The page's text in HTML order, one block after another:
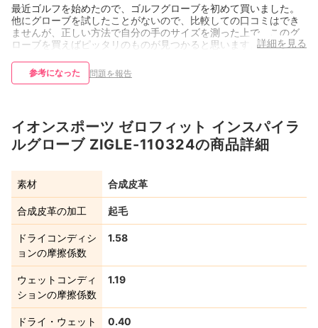
最近ゴルフを始めたので、ゴルフグローブを初めて買いました。
他にグローブを試したことがないので、比較しての口コミはでき
ませんが、正しい方法で自分の手のサイズを測った上で、このグ
ローブを買えばピッタリのものが見つかると思います。詳細を見る
参考になった 問題を報告
イオンスポーツ ゼロフィット インスパイラ
ルグローブ ZIGLE-110324の商品詳細
素材 合成皮革
合成皮革の加工 起毛
ドライコンディシ
ョンの摩擦係数
1.58
ウェットコンディ
ションの摩擦係数
1.19
ドライ・ウェット
0.40